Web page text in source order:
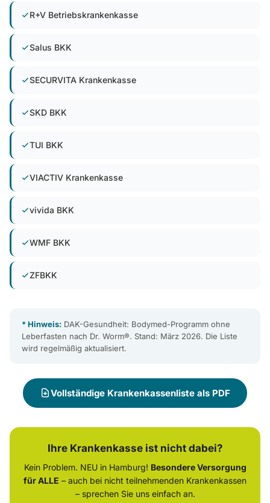
R+V Betriebskrankenkasse
Salus BKK
SECURVITA Krankenkasse
SKD BKK
TUI BKK
VIACTIV Krankenkasse
vivida BKK
WMF BKK
ZFBKK
* Hinweis: DAK-Gesundheit: Bodymed-Programm ohne
Leberfasten nach Dr. Worm®. Stand: März 2026. Die Liste
wird regelmäßig aktualisiert.
Vollständige Krankenkassenliste als PDF
Ihre Krankenkasse ist nicht dabei?
Kein Problem. NEU in Hamburg! Besondere Versorgung
für ALLE – auch bei nicht teilnehmenden Krankenkassen
– sprechen Sie uns einfach an.